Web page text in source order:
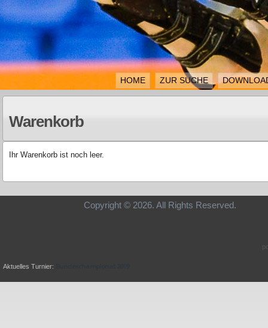
HOME ZUR SUCHE
Warenkorb
Ihr Warenkorb ist noch leer.
Copyright © 2026. All Rights
Aktuelles Turnier: